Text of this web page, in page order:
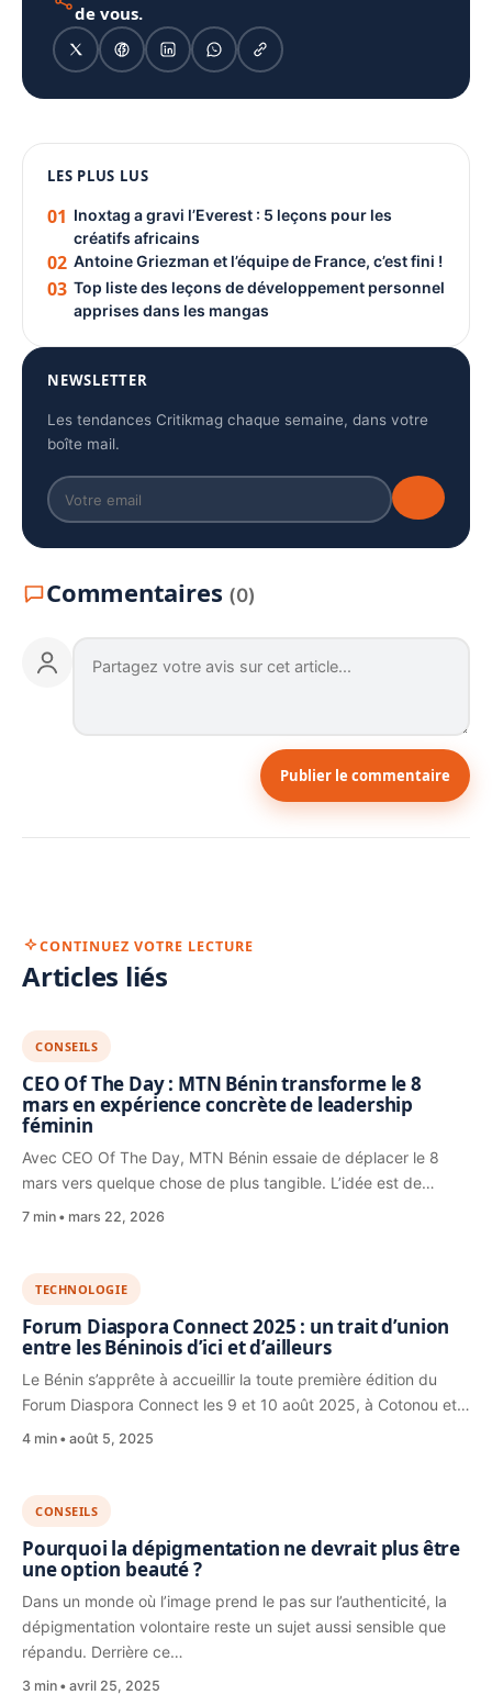
de vous.
PUBLICITÉ
LES PLUS LUS
01 Inoxtag a gravi l’Everest : 5 leçons pour les
créatifs africains
02 Antoine Griezman et l’équipe de France, c’est fini !
03 Top liste des leçons de développement personnel
apprises dans les mangas
NEWSLETTER
Les tendances Critikmag chaque semaine, dans votre
boîte mail.
Commentaires (0)
Publier le commentaire
CONTINUEZ VOTRE LECTURE
Articles liés
CONSEILS
CEO Of The Day : MTN Bénin transforme le 8
mars en expérience concrète de leadership
féminin
Avec CEO Of The Day, MTN Bénin essaie de déplacer le 8
mars vers quelque chose de plus tangible. L’idée est de…
7 min mars 22, 2026
TECHNOLOGIE
Forum Diaspora Connect 2025 : un trait d’union
entre les Béninois d’ici et d’ailleurs
Le Bénin s’apprête à accueillir la toute première édition du
Forum Diaspora Connect les 9 et 10 août 2025, à Cotonou et…
4 min août 5, 2025
CONSEILS
Pourquoi la dépigmentation ne devrait plus être
une option beauté ?
Dans un monde où l’image prend le pas sur l’authenticité, la
dépigmentation volontaire reste un sujet aussi sensible que
répandu. Derrière ce…
3 min avril 25, 2025